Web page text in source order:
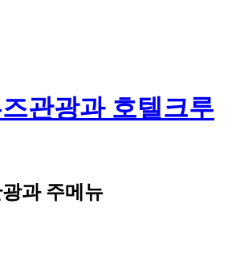
호텔크루
과 주메뉴